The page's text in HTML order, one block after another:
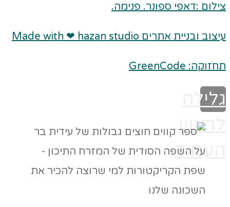
צילום :דאפי ספונר. פנימה.
עיצוב ובניית אתרים Made with ❤ hazan studio
תחזוקה: GreenCode
גלילה
לראש
העמוד